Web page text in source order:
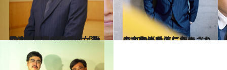
2019.10.28
松本幸四郎が語る『女殺油地獄』 シネマ版は「舞台より面白い作品に」
カルチャー 2019.9.8
小栗旬が愛人に翻弄される人生に⁉ 色気たっぷりの太宰治を演じる
カルチャー